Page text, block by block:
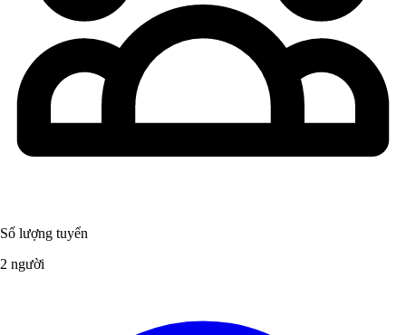
Số lượng tuyển
2 người